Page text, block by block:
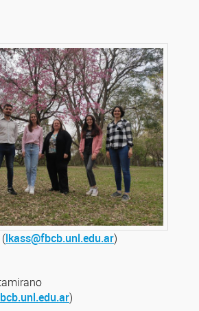
lkass@fbcb.unl.edu.ar)
)